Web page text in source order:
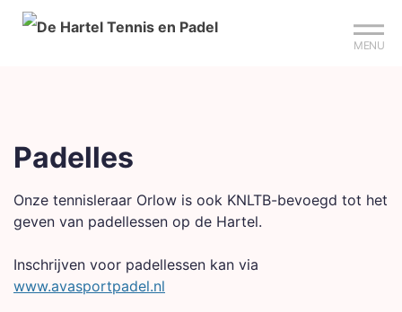
MENU
Padelles
Onze tennisleraar Orlow is ook KNLTB-bevoegd tot het
geven van padellessen op de Hartel.
Inschrijven voor padellessen kan via
www.avasportpadel.nl